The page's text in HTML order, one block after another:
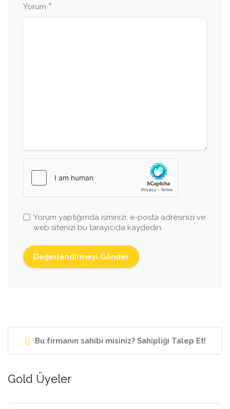
Yorum *
Yorum yaptığımda isminizi, e-posta adresinizi ve
web sitenizi bu tarayıcıda kaydedin.
Bu firmanın sahibi misiniz? Sahipliği Talep Et!
Gold Üyeler